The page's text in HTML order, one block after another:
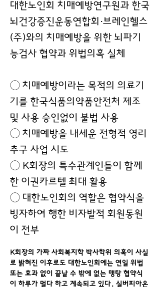
대한노인회 치매예방연구원과 한국
뇌건강증진운동연합회⋅브레인헬스
(주)와의 치매예방을 위한 뇌파기
능검사 협약과 위법의혹 실체
◯ 치매예방이라는 목적의 의료기
기를 한국식품의약품안전처 제조
및 사용 승인없이 불법 사용
◯ 치매예방을 내세운 전형적 영리
추구 사업 시도
◯ K회장의 특수관계인들이 함께
한 이권카르텔 최대 활용
◯ 대한노인회의 역할은 협약식을
빙자하여 행한 비자발적 회원동원
이 전부
K회장의 가짜 사회복지학 박사학위 의혹이 사실
로 밝혀진 이후로도 대한노인회에는 연일 위법
또는 효과 없이 끝날 수 밖에 없는 맹탕 협약식
이 하루가 멀다 하고 계속되고 있다. 실버피아온